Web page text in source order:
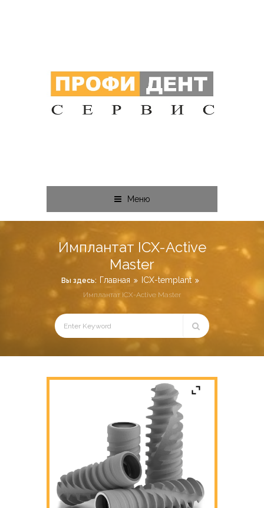
Меню
Имплантат ICX-Active
Master
Вы здесь: Главная ICX-templant
Имплантат ICX-Active Master